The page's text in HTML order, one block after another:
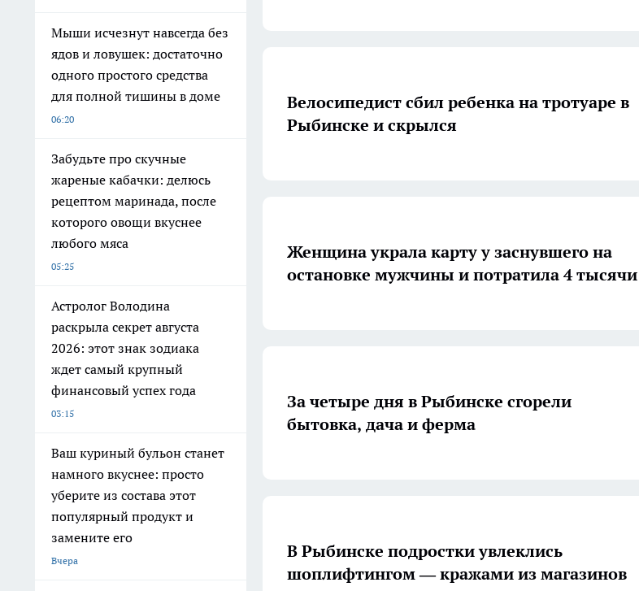
Мыши исчезнут навсегда без
ядов и ловушек: достаточно
одного простого средства
для полной тишины в доме
06:20
Забудьте про скучные
жареные кабачки: делюсь
рецептом маринада, после
которого овощи вкуснее
любого мяса
05:25
Астролог Володина
раскрыла секрет августа
2026: этот знак зодиака
ждет самый крупный
финансовый успех года
03:15
Ваш куриный бульон станет
намного вкуснее: просто
уберите из состава этот
популярный продукт и
замените его
Вчера
Велосипедист сбил ребенка на тротуаре в
Рыбинске и скрылся
Женщина украла карту у заснувшего на
остановке мужчины и потратила 4 тысячи
За четыре дня в Рыбинске сгорели
бытовка, дача и ферма
В Рыбинске подростки увлеклись
шоплифтингом — кражами из магазинов